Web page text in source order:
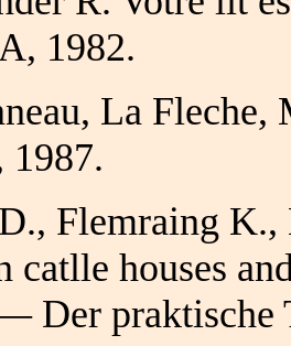
1982.
La
1987.
Flemraing
catlle houses
Der